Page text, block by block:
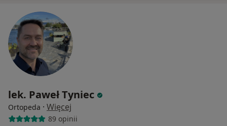
lek. Paweł Tyniec
Ortopeda · Więcej
89 opinii